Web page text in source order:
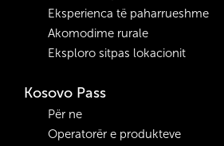
Eksperienca të paharrueshme
Akomodime rurale
Eksploro sitpas lokacionit
Kosovo Pass
Për ne
Operatorër e produkteve